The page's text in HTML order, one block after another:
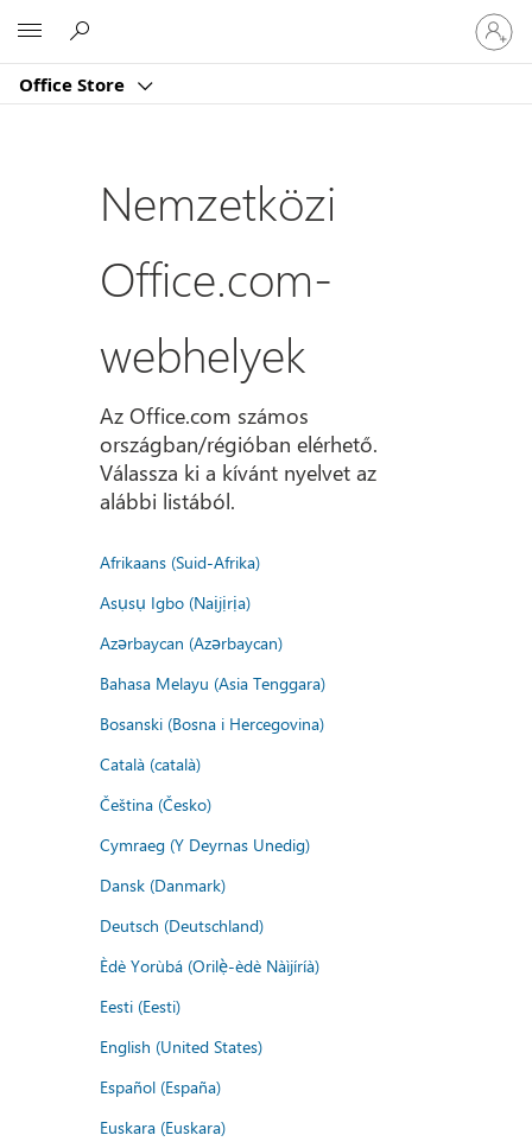
Office Store
be
a
Nemzetközi
Office.com-
webhelyek
Az Office.com számos
országban/régióban elérhető.
Válassza ki a kívánt nyelvet az
alábbi listából.
Afrikaans (Suid-Afrika)
Asụsụ Igbo (Naịjịrịa)
Azərbaycan (Azərbaycan)
Bahasa Melayu (Asia Tenggara)
Bosanski (Bosna i Hercegovina)
Català (català)
Čeština (Česko)
Cymraeg (Y Deyrnas Unedig)
Dansk (Danmark)
Deutsch (Deutschland)
Èdè Yorùbá (Orilẹ̀-èdè Nàìjíríà)
Eesti (Eesti)
English (United States)
Español (España)
Euskara (Euskara)